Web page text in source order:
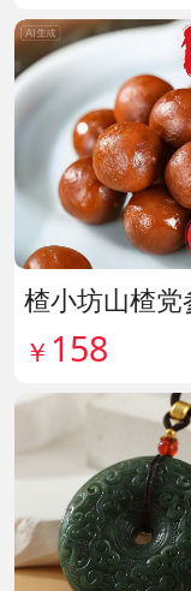
￥ 158